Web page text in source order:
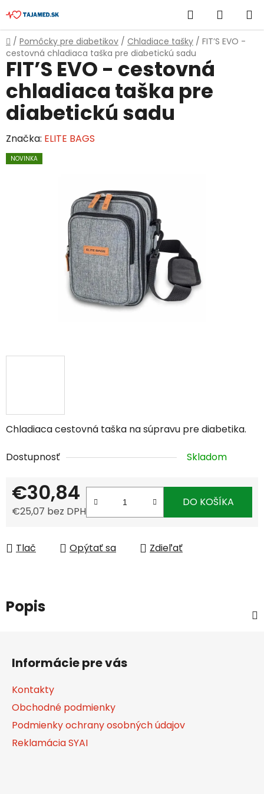
na
obsah
Hľadať
KOŠÍK
Domov
/ Pomôcky pre diabetikov / Chladiace tašky / FIT’S EVO -
cestovná chladiaca taška pre diabetickú sadu
Chladiaca cestovná taška na súpravu pre diabetika.
Dostupnosť Skladom
€30,84
€25,07 bez DPH
DO KOŠÍKA
Tlač Opýtať sa Zdieľať
FIT’S EVO - cestovná
chladiaca taška pre
diabetickú sadu
Značka: ELITE BAGS
NOVINKA
Popis
Informácie pre vás
Kontakty
Obchodné podmienky
Podmienky ochrany osobných údajov
Reklamácia SYAI